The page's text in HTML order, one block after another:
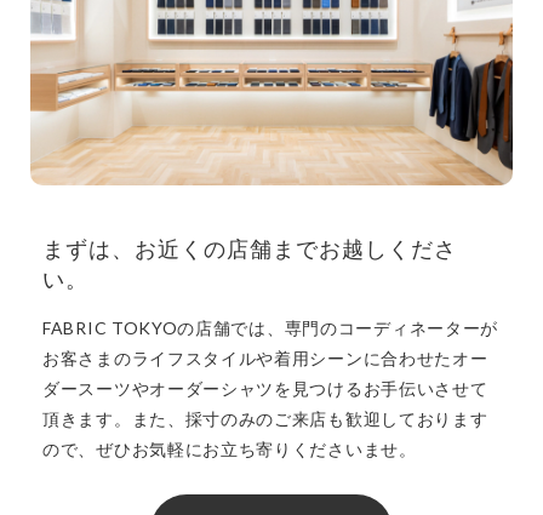
まずは、お近くの店舗までお越しくださ
い。
FABRIC TOKYOの店舗では、専門のコーディネーターが
お客さまのライフスタイルや着用シーンに合わせたオー
ダースーツやオーダーシャツを見つけるお手伝いさせて
頂きます。また、採寸のみのご来店も歓迎しております
ので、ぜひお気軽にお立ち寄りくださいませ。